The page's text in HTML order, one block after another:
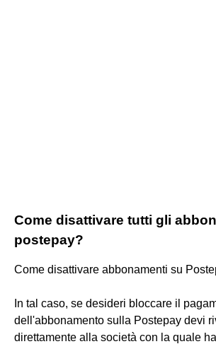
Come disattivare tutti gli
postepay?
Come disattivare abbonamenti su
In tal caso, se desideri bloccare il
dell'abbonamento sulla Postepay devi
direttamente alla società con la quale